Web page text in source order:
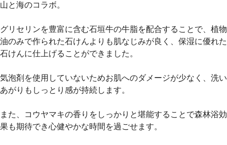
山と海のコラボ。
グリセリンを豊富に含む石垣牛の牛脂を配合することで、植物
油のみで作られた石けんよりも肌なじみが良く、保湿に優れた
石けんに仕上げることができました。
気泡剤を使用していないためお肌へのダメージが少なく、洗い
あがりもしっとり感が持続します。
また、コウヤマキの香りをしっかりと堪能することで森林浴効
果も期待でき心健やかな時間を過ごせます。